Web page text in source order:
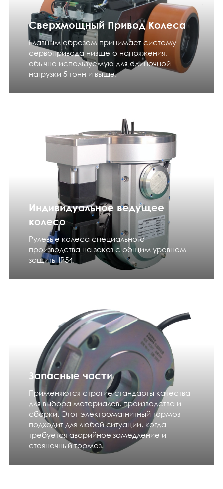
Сверхмощный Привод Колеса
Главным образом принимает систему
сервопривода низшего напряжения,
обычно используемую для одиночной
нагрузки 5 тонн и выше.
Индивидуальное ведущее
колесо
Рулевые колеса специального
производства на заказ с общим уровнем
защиты IP54.
Запасные части
Применяются строгие стандарты качества
для выбора материалов, производства и
сборки. Этот электромагнитный тормоз
подходит для любой ситуации, когда
требуется аварийное замедление и
стояночный тормоз.